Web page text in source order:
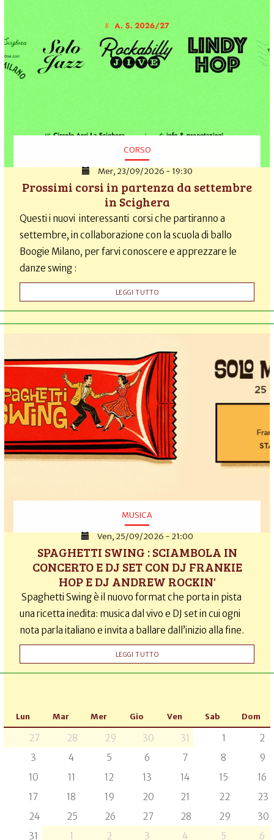
CORSO
Mer, 23/09/2026 - 19:30
Prossimi corsi in partenza da settembre
in Scighera
Questi i nuovi interessanti corsi che partiranno a
settembre, in collaborazione con la scuola di ballo
Boogie Milano, per farvi conoscere e apprezzare le
danze swing :
LEGGI TUTTO
MUSICA
Ven, 25/09/2026 - 21:00
SPAGHETTI SWING : SCIAMBOLA IN
CONCERTO E DJ SET CON DJ FRANKIE
HOP E DJ ANDREW ROCKIN'
Spaghetti Swing è il nuovo format che porta in pista
una ricetta inedita: musica dal vivo e DJ set in cui ogni
nota parla italiano e invita a ballare dall’inizio alla fine.
LEGGI TUTTO
Lun Mar Mer Gio Ven Sab Dom
27 28 29 30 31 1
2
3
4 5 6 7 8
9
10
11 12 13 14 15
16
17
18 19 20 21 22
23
24
25 26 27 28 29
30
31
1 2 3 4 5 6